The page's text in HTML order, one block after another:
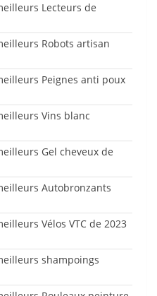
Lecteurs de
Robots artisan
Peignes anti poux
Vins blanc
Gel cheveux de
Autobronzants
Vélos VTC de 2023
shampoings